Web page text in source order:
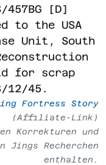
457BG [D]
to the USA
Unit, South
for scrap
12/45.
Fortress Story
(Affiliate-Link)
Korrekturen und
Jings Recherchen
enthalten.